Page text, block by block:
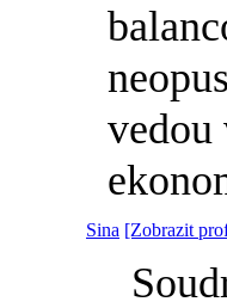
Sina [Zobrazit